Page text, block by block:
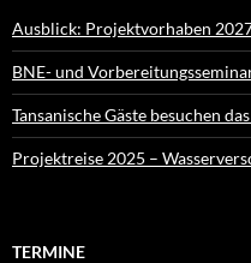
Ausblick: Projektvorhaben
BNE- und
Tansanische Gäste besuchen
Projektreise 2025 –
TERMINE